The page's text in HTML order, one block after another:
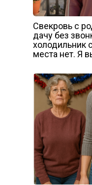
Свекровь с
дачу без
холодильник
места нет. Я